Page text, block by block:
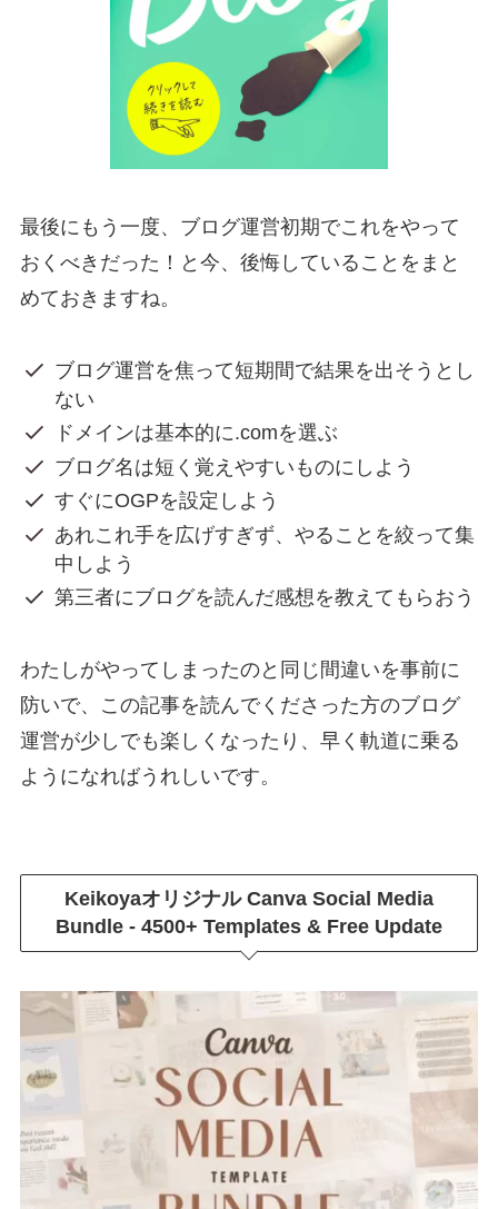
最後にもう一度、ブログ運営初期でこれをやって
おくべきだった！と今、後悔していることをまと
めておきますね。
ブログ運営を焦って短期間で結果を出そうとし
ない
ドメインは基本的に.comを選ぶ
ブログ名は短く覚えやすいものにしよう
すぐにOGPを設定しよう
あれこれ手を広げすぎず、やることを絞って集
中しよう
第三者にブログを読んだ感想を教えてもらおう
わたしがやってしまったのと同じ間違いを事前に
防いで、この記事を読んでくださった方のブログ
運営が少しでも楽しくなったり、早く軌道に乗る
ようになればうれしいです。
Keikoyaオリジナル Canva Social Media
Bundle - 4500+ Templates & Free Update